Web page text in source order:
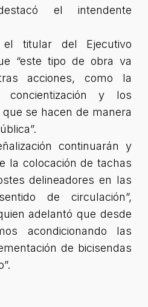
el intendente
titular del Ejecutivo
“este tipo de obra va
acciones, como la
y los
se hacen de manera
continuarán y
la colocación de tachas
delineadores en las
de circulación”,
adelantó que desde
acondicionando las
de bicisendas